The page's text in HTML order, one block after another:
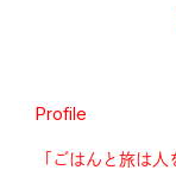
Profile
「ごはんと旅は